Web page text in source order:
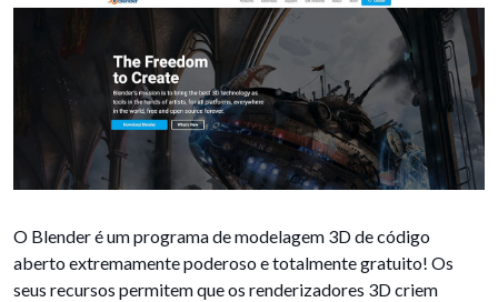
O Blender é um programa de modelagem 3D de código
aberto extremamente poderoso e totalmente gratuito! Os
seus recursos permitem que os renderizadores 3D criem